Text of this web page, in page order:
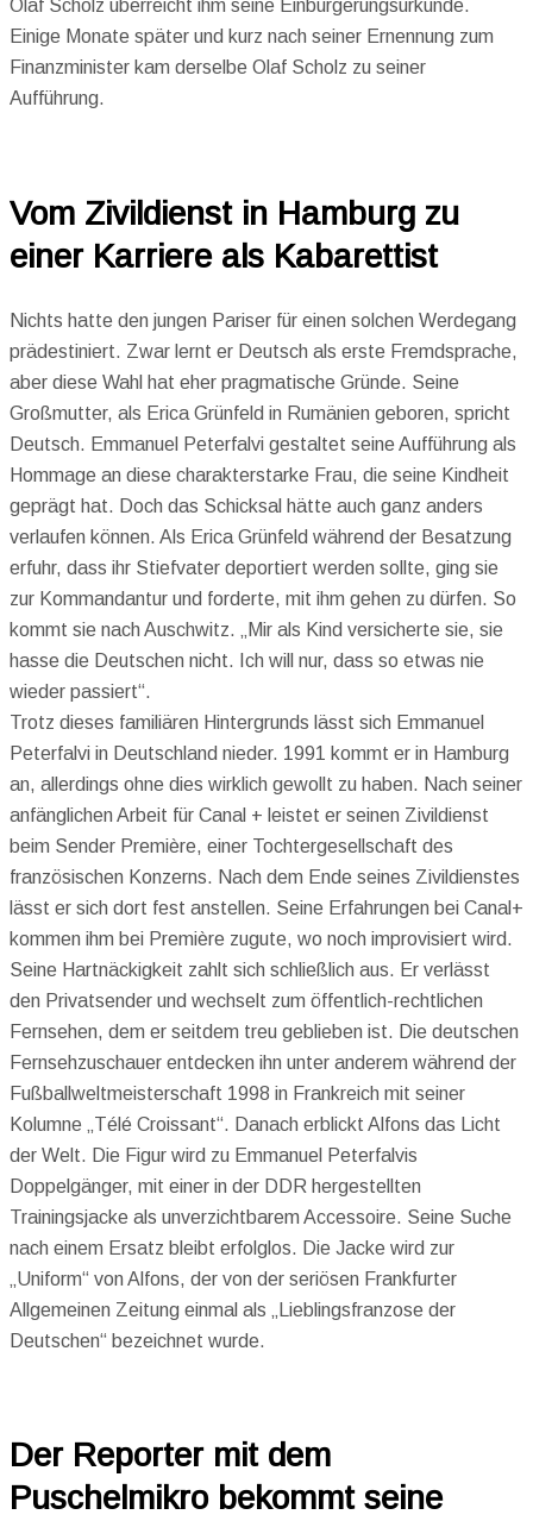
Olaf Scholz überreicht ihm seine Einbürgerungsurkunde.
Einige Monate später und kurz nach seiner Ernennung zum
Finanzminister kam derselbe Olaf Scholz zu seiner
Aufführung.
Vom Zivildienst in Hamburg zu
einer Karriere als Kabarettist
Nichts hatte den jungen Pariser für einen solchen Werdegang
prädestiniert. Zwar lernt er Deutsch als erste Fremdsprache,
aber diese Wahl hat eher pragmatische Gründe. Seine
Großmutter, als Erica Grünfeld in Rumänien geboren, spricht
Deutsch. Emmanuel Peterfalvi gestaltet seine Aufführung als
Hommage an diese charakterstarke Frau, die seine Kindheit
geprägt hat. Doch das Schicksal hätte auch ganz anders
verlaufen können. Als Erica Grünfeld während der Besatzung
erfuhr, dass ihr Stiefvater deportiert werden sollte, ging sie
zur Kommandantur und forderte, mit ihm gehen zu dürfen. So
kommt sie nach Auschwitz. „Mir als Kind versicherte sie, sie
hasse die Deutschen nicht. Ich will nur, dass so etwas nie
wieder passiert“.
Trotz dieses familiären Hintergrunds lässt sich Emmanuel
Peterfalvi in Deutschland nieder. 1991 kommt er in Hamburg
an, allerdings ohne dies wirklich gewollt zu haben. Nach seiner
anfänglichen Arbeit für Canal + leistet er seinen Zivildienst
beim Sender Première, einer Tochtergesellschaft des
französischen Konzerns. Nach dem Ende seines Zivildienstes
lässt er sich dort fest anstellen. Seine Erfahrungen bei Canal+
kommen ihm bei Première zugute, wo noch improvisiert wird.
Seine Hartnäckigkeit zahlt sich schließlich aus. Er verlässt
den Privatsender und wechselt zum öffentlich-rechtlichen
Fernsehen, dem er seitdem treu geblieben ist. Die deutschen
Fernsehzuschauer entdecken ihn unter anderem während der
Fußballweltmeisterschaft 1998 in Frankreich mit seiner
Kolumne „Télé Croissant“. Danach erblickt Alfons das Licht
der Welt. Die Figur wird zu Emmanuel Peterfalvis
Doppelgänger, mit einer in der DDR hergestellten
Trainingsjacke als unverzichtbarem Accessoire. Seine Suche
nach einem Ersatz bleibt erfolglos. Die Jacke wird zur
„Uniform“ von Alfons, der von der seriösen Frankfurter
Allgemeinen Zeitung einmal als „Lieblingsfranzose der
Deutschen“ bezeichnet wurde.
Der Reporter mit dem
Puschelmikro bekommt seine